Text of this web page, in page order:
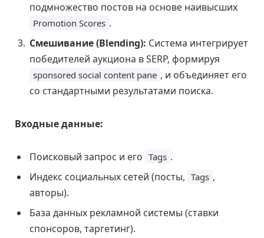
подмножество постов на основе наивысших
Promotion Scores .
Смешивание (Blending): Система интегрирует
победителей аукциона в SERP, формируя
sponsored social content pane , и объединяет его
со стандартными результатами поиска.
Входные данные:
Поисковый запрос и его Tags .
Индекс социальных сетей (посты, Tags ,
авторы).
База данных рекламной системы (ставки
спонсоров, таргетинг).